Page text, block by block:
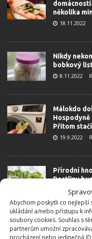
Abychom poskytli co nejlepší
ukládání a/nebo přístupu k
soubory cookies. Souhlas s
partnerům umožní
procházení nebo jedinečná
několika
18.11.2022
Nikdy
bobkový
8.11.2022
Málokdo
Hospodyně
Přitom
19.9.2022
Přírodní
Rostliny
Bohatou
16.4.2022
Provoňte